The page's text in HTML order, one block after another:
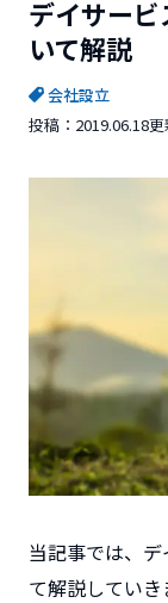
デイサー
いて解説
会社設立
投稿： 2019.06.18更
当記事では、
て解説していき